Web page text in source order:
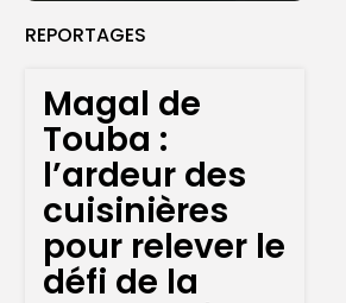
REPORTAGES
Magal de
Touba :
l’ardeur des
cuisinières
pour relever le
défi de la